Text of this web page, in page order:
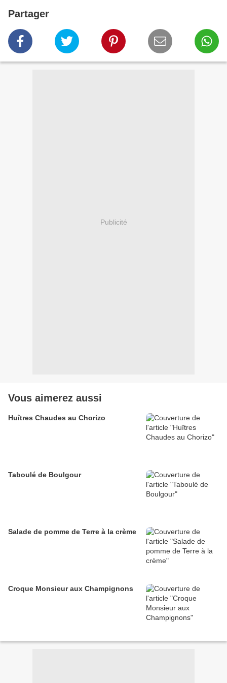
Partager
Publicité
Vous aimerez aussi
Huîtres Chaudes au Chorizo
Taboulé de Boulgour
Salade de pomme de Terre à la crème
Croque Monsieur aux Champignons